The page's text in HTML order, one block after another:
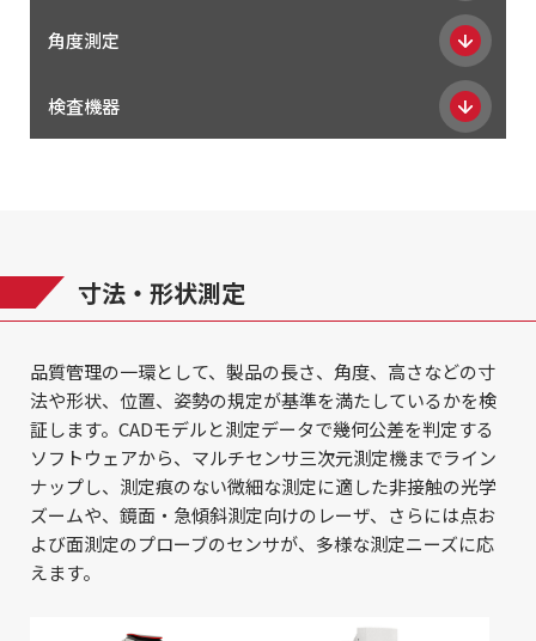
角度測定
検査機器
寸法・形状測定
品質管理の一環として、製品の長さ、角度、高さなどの寸
法や形状、位置、姿勢の規定が基準を満たしているかを検
証します。CADモデルと測定データで幾何公差を判定する
ソフトウェアから、マルチセンサ三次元測定機までライン
ナップし、測定痕のない微細な測定に適した非接触の光学
ズームや、鏡面・急傾斜測定向けのレーザ、さらには点お
よび面測定のプローブのセンサが、多様な測定ニーズに応
えます。